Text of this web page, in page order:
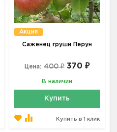
Акция
Саженец груши Перун
Цена: 400 ₽ 370 ₽
В наличии
Купить
Купить в 1 клик